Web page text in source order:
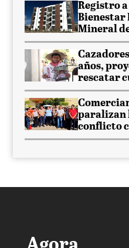
Registro
Bienestar
Mineral
años,
rescatar
paralizan
conflicto